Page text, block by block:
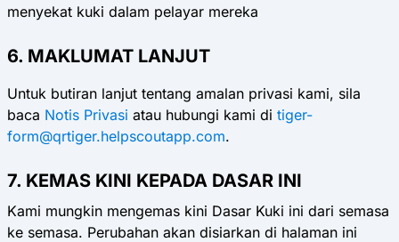
menyekat kuki dalam pelayar mereka
6. MAKLUMAT LANJUT
Untuk butiran lanjut tentang amalan privasi kami, sila
baca Notis Privasi atau hubungi kami di tiger-
form@qrtiger.helpscoutapp.com.
7. KEMAS KINI KEPADA DASAR INI
Kami mungkin mengemas kini Dasar Kuki ini dari semasa
ke semasa. Perubahan akan disiarkan di halaman ini